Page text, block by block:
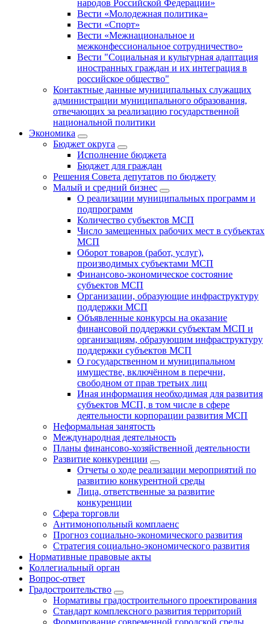
народов Российской Федерации»
Вести «Молодежная политика»
Вести «Спорт»
Вести «Межнациональное и
межконфессиональное сотрудничество»
Вести "Социальная и культурная адаптация
иностранных граждан и их интеграция в
российское общество"
Контактные данные муниципальных служащих
администрации муниципального образования,
отвечающих за реализацию государственной
национальной политики
Экономика
Бюджет округa
Исполнение бюджета
Бюджет для граждан
Решения Совета депутатов по бюджету
Малый и средний бизнес
О реализации муниципальных программ и
подпрограмм
Количество субъектов МСП
Число замещенных рабочих мест в субъектах
МСП
Оборот товаров (работ, услуг),
производимых субъектами МСП
Финансово-экономическое состояние
субъектов МСП
Организации, образующие инфраструктуру
поддержки МСП
Объявленные конкурсы на оказание
финансовой поддержки субъектам МСП и
организациям, образующим инфраструктуру
поддержки субъектов МСП
О государственном и муниципальном
имуществе, включённом в перечни,
свободном от прав третьих лиц
Иная информация необходимая для развития
субъектов МСП, в том числе в сфере
деятельности корпорации развития МСП
Неформальная занятость
Международная деятельность
Планы финансово-хозяйственной деятельности
Развитие конкуренции
Отчеты о ходе реализации мероприятий по
развитию конкурентной среды
Лица, ответственные за развитие
конкуренции
Сфера торговли
Антимонопольный комплаенс
Прогноз социально-экономического развития
Стратегия социально-экономического развития
Нормативные правовые акты
Коллегиальный орган
Вопрос-ответ
Градостроительство
Нормативы градостроительного проектирования
Стандарт комплексного развития территорий